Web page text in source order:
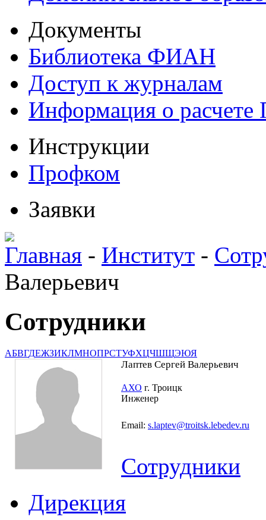
Документы
Библиотека ФИАН
Доступ к журналам
Информация о
Инструкции
Профком
Заявки
Главная - Институт -
Валерьевич
Сотрудники
АБВГДЕЖЗИКЛМНОПРСТУФХЦЧШЩЭЮЯ
Лаптев Сергей Валерьевич
АХО г. Троицк
Инженер
Email: s.laptev@troitsk.lebedev.ru
Сотрудники
Дирекция